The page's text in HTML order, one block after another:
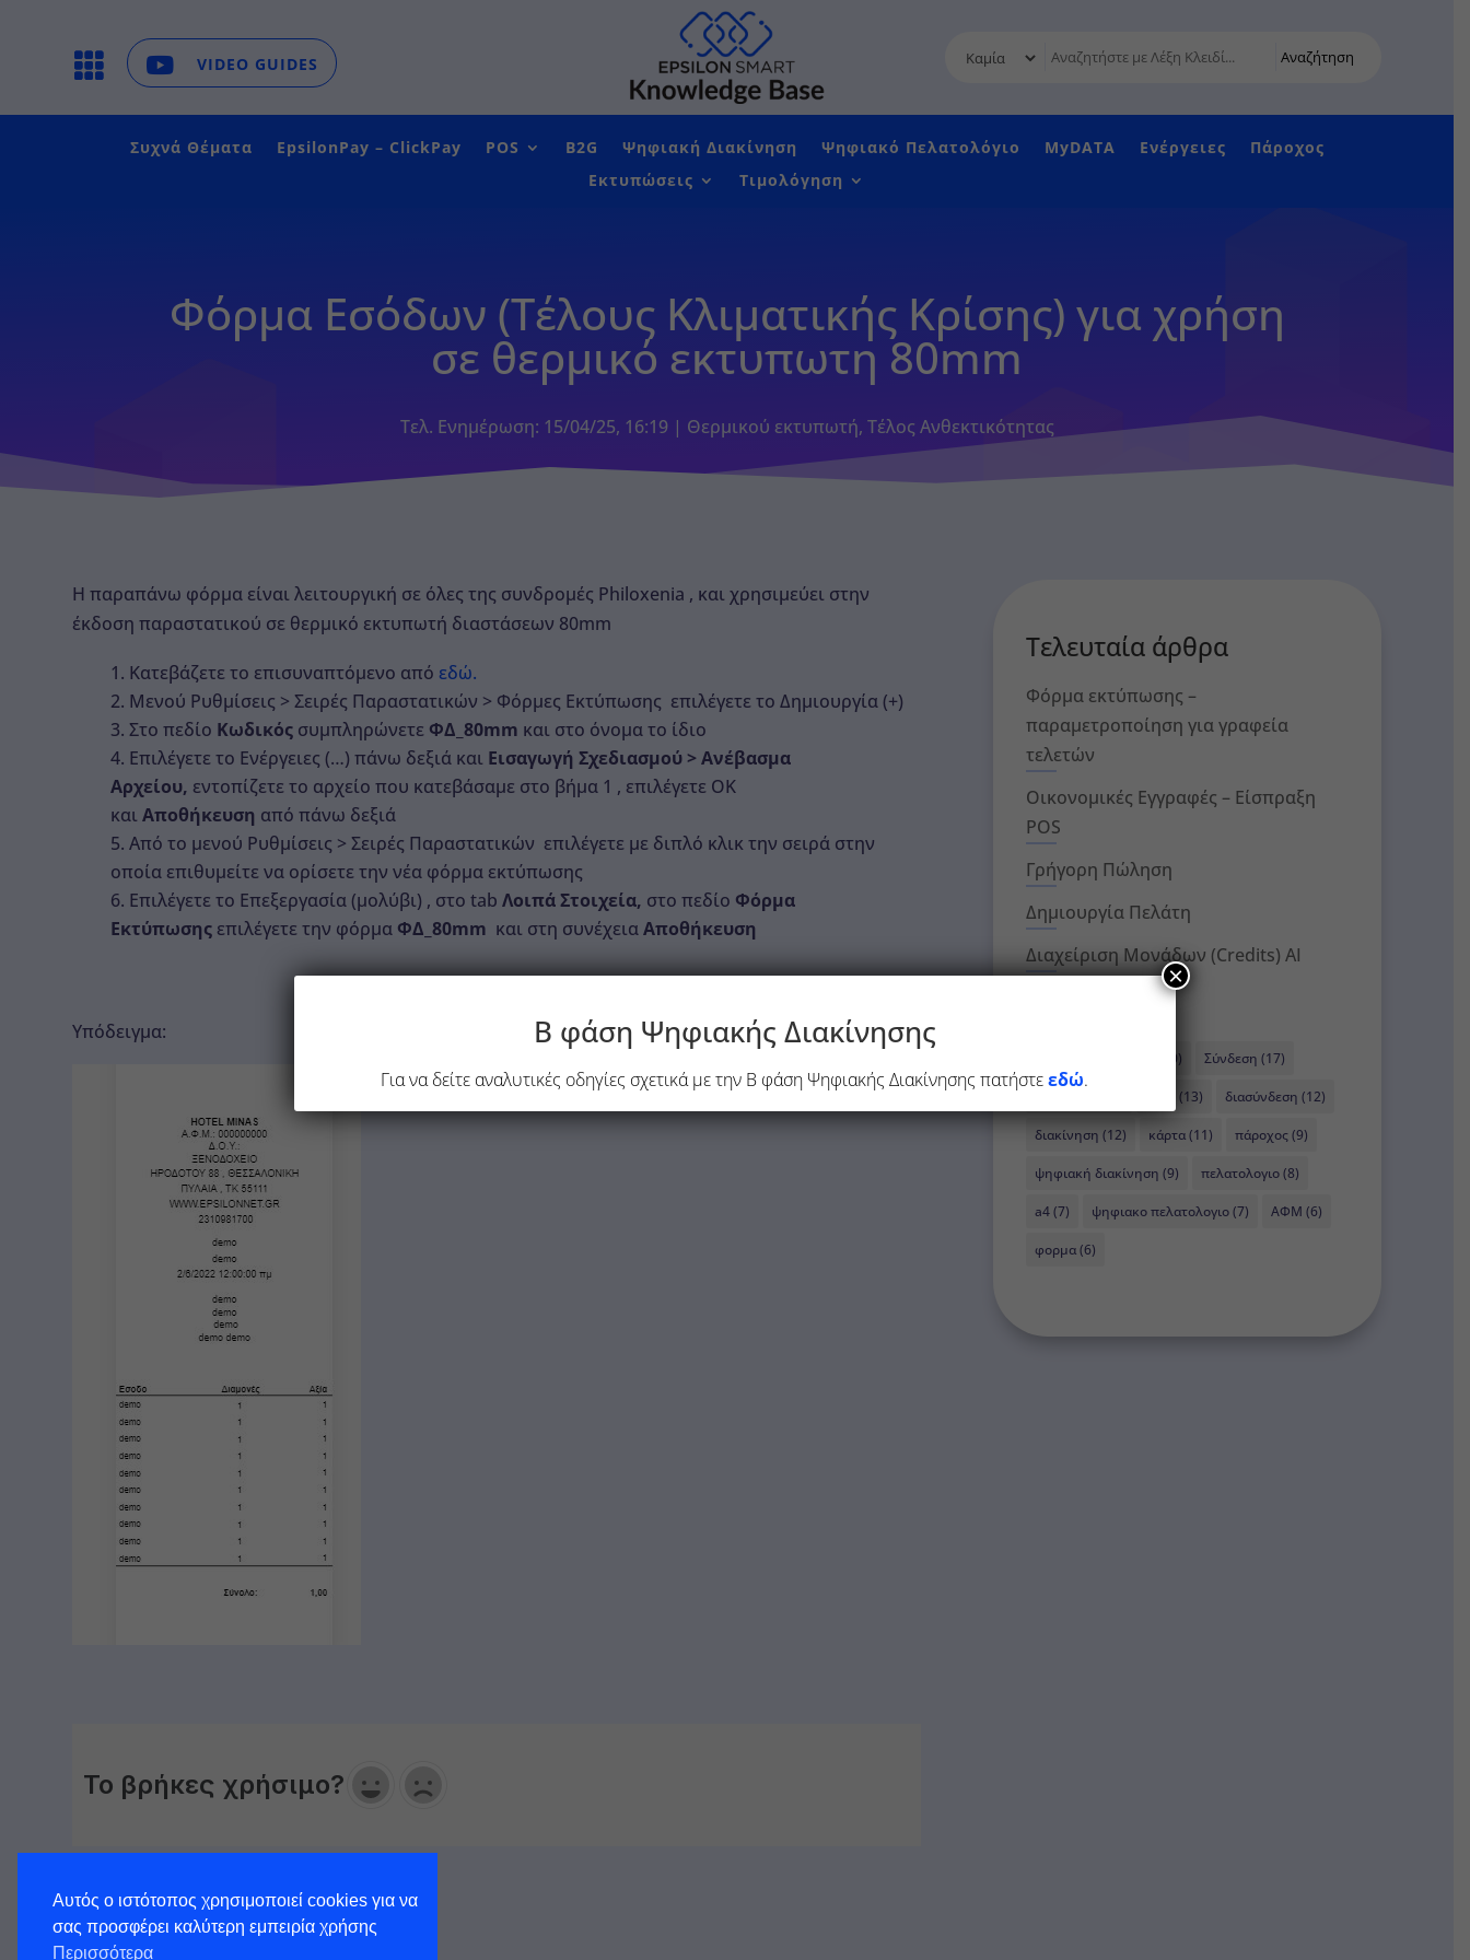
 VIDEO GUIDES Αναζήτηση
Συχνά Θέματα ΕpsilonPay – ClickPay POS B2G Ψηφιακή Διακίνηση Ψηφιακό Πελατολόγιο MyDATA Ενέργειες
Πάροχος
Εκτυπώσεις
Τιμολόγηση
Φόρμα Εσόδων (Τέλους Κλιματικής Κρίσης) για χρήση
σε θερμικό εκτυπωτη 80mm
Τελ. Ενημέρωση: 15/04/25, 16:19 | Θερμικού εκτυπωτή, Τέλος Ανθεκτικότητας
Η παραπάνω φόρμα είναι λειτουργική σε όλες της συνδρομές Philoxenia , και χρησιμεύει στην
έκδοση παραστατικού σε θερμικό εκτυπωτή διαστάσεων 80mm
Κατεβάζετε το επισυναπτόμενο απόεδώ.
Μενού Ρυθμίσεις > Σειρές Παραστατικών > Φόρμες Εκτύπωσης επιλέγετε το Δημιουργία (+)
Στο πεδίο Κωδικός συμπληρώνετε ΦΔ_80mm και στο όνομα το ίδιο
Επιλέγετε το Ενέργειες (…) πάνω δεξιά και Εισαγωγή Σχεδιασμού > Ανέβασμα
Αρχείου, εντοπίζετε το αρχείο που κατεβάσαμε στο βήμα 1 , επιλέγετε ΟΚ
καιΑποθήκευση από πάνω δεξιά
Από το μενού Ρυθμίσεις > Σειρές Παραστατικών επιλέγετε με διπλό κλικ την σειρά στην
οποία επιθυμείτε να ορίσετε την νέα φόρμα εκτύπωσης
Επιλέγετε το Επεξεργασία (μολύβι) , στο tabΛοιπά Στοιχεία, στο πεδίο Φόρμα
Εκτύπωσης επιλέγετε την φόρμα ΦΔ_80mm και στη συνέχειαΑποθήκευση
Υπόδειγμα:
Το βρήκες χρήσιμο?
Τελευταία άρθρα
Φόρμα εκτύπωσης –
παραμετροποίηση για γραφεία
τελετών
Οικονομικές Εγγραφές – Είσπραξη
POS
Γρήγορη Πώληση
Δημιουργία Πελάτη
Διαχείριση Μονάδων (Credits) AI
σφάλμα (20) Σύνδεση (17)
1155 (13) διασύνδεση (12)
διακίνηση (12) κάρτα (11) πάροχος (9)
ψηφιακή διακίνηση (9) πελατολογιο (8)
a4 (7) ψηφιακο πελατολογιο (7) ΑΦΜ (6)
φορμα (6)
Β φάση Ψηφιακής Διακίνησης
Για να δείτε αναλυτικές οδηγίες σχετικά με την Β φάση Ψηφιακής Διακίνησης πατήστεεδώ.
×
Αυτός ο ιστότοπος χρησιμοποιεί cookies για να
σας προσφέρει καλύτερη εμπειρία χρήσης
Περισσότερα